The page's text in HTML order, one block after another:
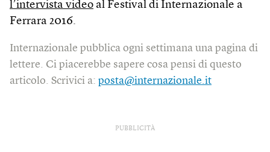
l’intervista video al Festival di Internazionale a
Ferrara 2016.
Internazionale pubblica ogni settimana una pagina di
lettere. Ci piacerebbe sapere cosa pensi di questo
articolo. Scrivici a: posta@internazionale.it
PUBBLICITÀ